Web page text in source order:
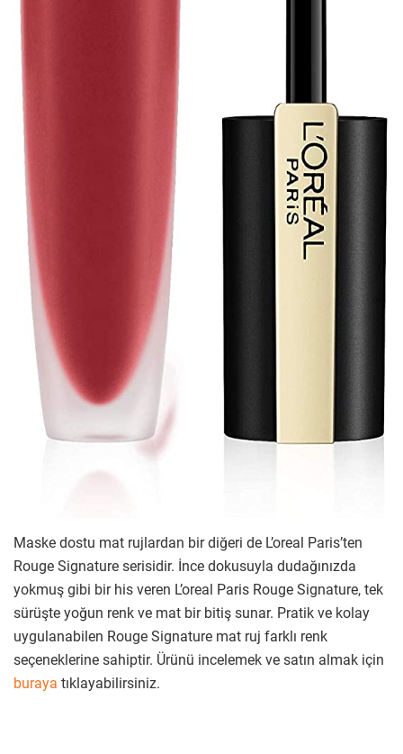
Maske dostu mat rujlardan bir diğeri de L’oreal Paris’ten
Rouge Signature serisidir. İnce dokusuyla dudağınızda
yokmuş gibi bir his veren L’oreal Paris Rouge Signature, tek
sürüşte yoğun renk ve mat bir bitiş sunar. Pratik ve kolay
uygulanabilen Rouge Signature mat ruj farklı renk
seçeneklerine sahiptir. Ürünü incelemek ve satın almak için
buraya tıklayabilirsiniz.